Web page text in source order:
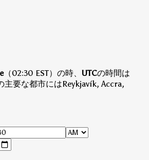
（02:30 EST）の時、 UTCの時間は
主要な都市にはReykjavík, Accra,